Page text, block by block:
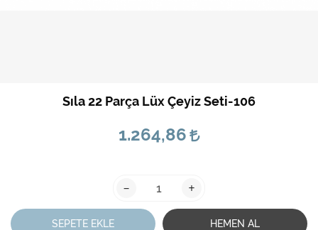
Sıla 22 Parça Lüx Çeyiz Seti-106
1.264,86
- +
SEPETE EKLE HEMEN AL